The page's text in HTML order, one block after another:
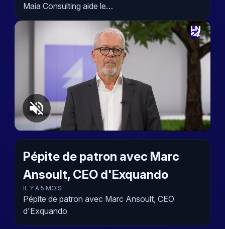
Maia Consulting aide le…
Pépite de patron avec Marc
Ansoult, CEO d'Exquando
IL Y A 5 MOIS
Pépite de patron avec Marc Ansoult, CEO
d'Exquando